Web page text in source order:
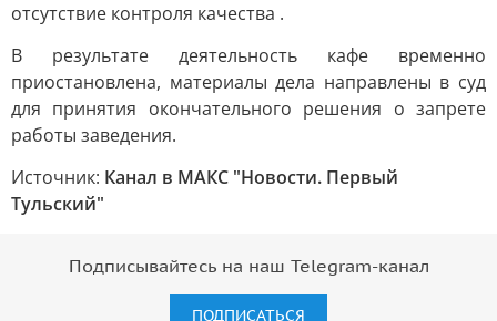
отсутствие контроля качества .
В результате деятельность кафе временно
приостановлена, материалы дела направлены в суд
для принятия окончательного решения о запрете
работы заведения.
Источник: Канал в МАКС "Новости. Первый
Тульский"
Подписывайтесь на наш Telegram-канал
ПОДПИСАТЬСЯ